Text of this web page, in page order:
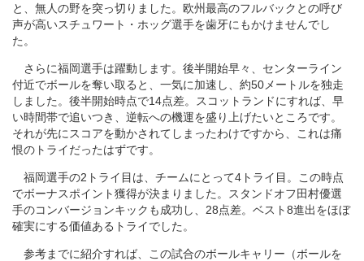
と、無人の野を突っ切りました。欧州最高のフルバックとの呼び
声が高いスチュワート・ホッグ選手を歯牙にもかけませんでし
た。
さらに福岡選手は躍動します。後半開始早々、センターライン
付近でボールを奪い取ると、一気に加速し、約50メートルを独走
しました。後半開始時点で14点差。スコットランドにすれば、早
い時間帯で追いつき、逆転への機運を盛り上げたいところです。
それが先にスコアを動かされてしまったわけですから、これは痛
恨のトライだったはずです。
福岡選手の2トライ目は、チームにとって4トライ目。この時点
でボーナスポイント獲得が決まりました。スタンドオフ田村優選
手のコンバージョンキックも成功し、28点差。ベスト8進出をほぼ
確実にする価値あるトライでした。
参考までに紹介すれば、この試合のボールキャリー（ボールを